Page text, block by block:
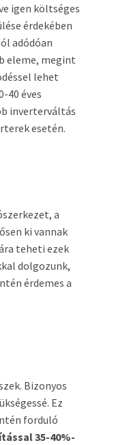
igen költséges
érdekében
adódóan
eleme, megint
lehet
40 éves
inverterváltás
esetén.
a
ki vannak
teheti ezek
dolgozunk,
érdemes a
Bizonyos
Ez
forduló
35-40%-